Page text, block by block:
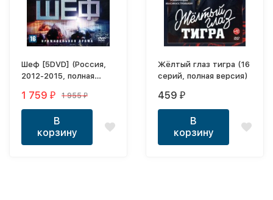
Шеф [5DVD] (Россия,
2012-2015, полная
серии)
1 759 ₽ 1 955₽
В
корзину
Жёлтый глаз тигра (16
серий, полная версия)
459 ₽
В
корзину